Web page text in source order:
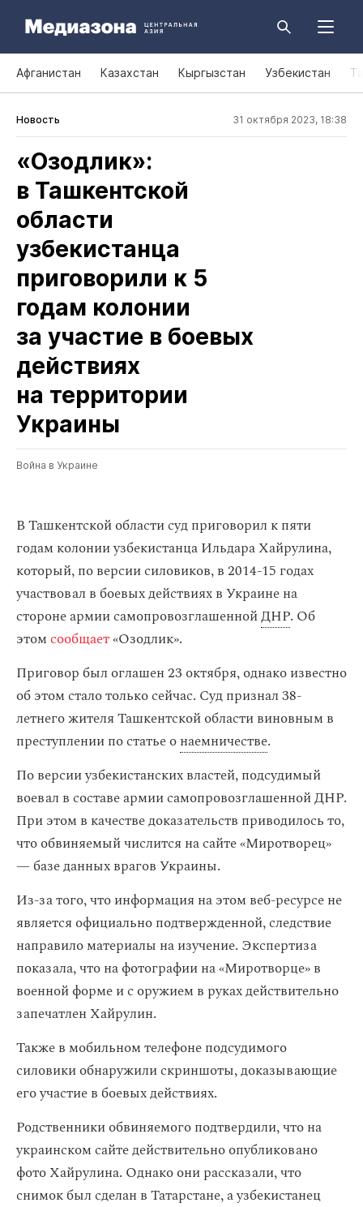
Афганистан Казахстан Кыргызстан Узбекистан
Новость 31 октября 2023, 18:38
«Озодлик»:
в Ташкентской
области
узбекистанца
приговорили к 5
годам колонии
за участие в боевых
действиях
на территории
Украины
Война в Украине
В Ташкентской области суд приговорил к пяти
годам колонии узбекистанца Ильдара Хайрулина,
который, по версии силовиков, в 2014-15 годах
участвовал в боевых действиях в Украине на
стороне армии самопровозглашеннойДНР. Об
этомсообщает«Озодлик».
Приговор был оглашен 23 октября, однако известно
об этом стало только сейчас. Суд признал 38-
летнего жителя Ташкентской области виновным в
преступлении по статье онаемничестве.
По версии узбекистанских властей, подсудимый
воевал в составе армии самопровозглашенной ДНР.
При этом в качестве доказательств приводилось то,
что обвиняемый числится на сайте «Миротворец»
— базе данных врагов Украины.
Из-за того, что информация на этом веб-ресурсе не
является официально подтвержденной, следствие
направило материалы на изучение. Экспертиза
показала, что на фотографии на «Миротворце» в
военной форме и с оружием в руках действительно
запечатлен Хайрулин.
Также в мобильном телефоне подсудимого
силовики обнаружили скриншоты, доказывающие
его участие в боевых действиях.
Родственники обвиняемого подтвердили, что на
украинском сайте действительно опубликовано
фото Хайрулина. Однако они рассказали, что
снимок был сделан в Татарстане, а узбекистанец